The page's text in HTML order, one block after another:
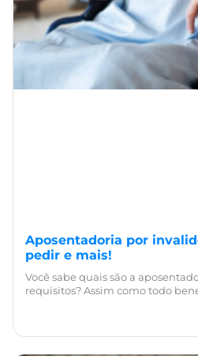
Aposentadoria por
pedir e mais!
Você sabe quais são a
requisitos? Assim como todo